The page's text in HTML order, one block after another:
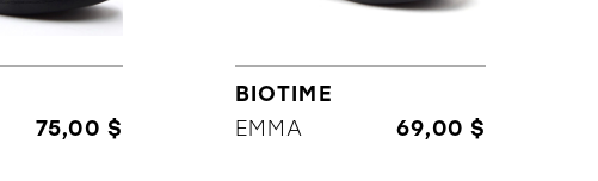
ORTHÈSES
75,00 $
BIOTIME
EMMA
69,00 $